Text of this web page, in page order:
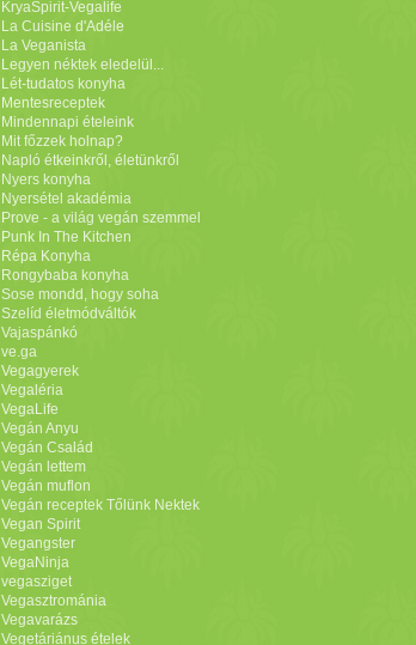
KryaSpirit-Vegalife
La Cuisine d'Adéle
La Veganista
Legyen néktek eledelül...
Lét-tudatos konyha
Mentesreceptek
Mindennapi ételeink
Mit főzzek holnap?
Napló étkeinkről, életünkről
Nyers konyha
Nyersétel akadémia
Prove - a világ vegán szemmel
Punk In The Kitchen
Répa Konyha
Rongybaba konyha
Sose mondd, hogy soha
Szelíd életmódváltók
Vajaspánkó
ve.ga
Vegagyerek
Vegaléria
VegaLife
Vegán Anyu
Vegán Család
Vegán lettem
Vegán muflon
Vegán receptek Tőlünk Nektek
Vegan Spirit
Vegangster
VegaNinja
vegasziget
Vegasztrománia
Vegavarázs
Vegetáriánus ételek